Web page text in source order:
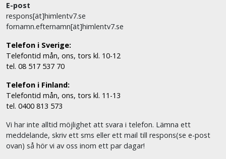
E-post
respons[ät]himlentv7.se
fornamn.efternamn[ät]himlentv7.se
Telefon i Sverige:
Telefontid mån, ons, tors kl. 10-12
tel. 08 517 537 70
Telefon i Finland:
Telefontid mån, ons, tors kl. 11-13
tel. 0400 813 573
Vi har inte alltid möjlighet att svara i telefon. Lämna ett
meddelande, skriv ett sms eller ett mail till respons(se e-post
ovan) så hör vi av oss inom ett par dagar!